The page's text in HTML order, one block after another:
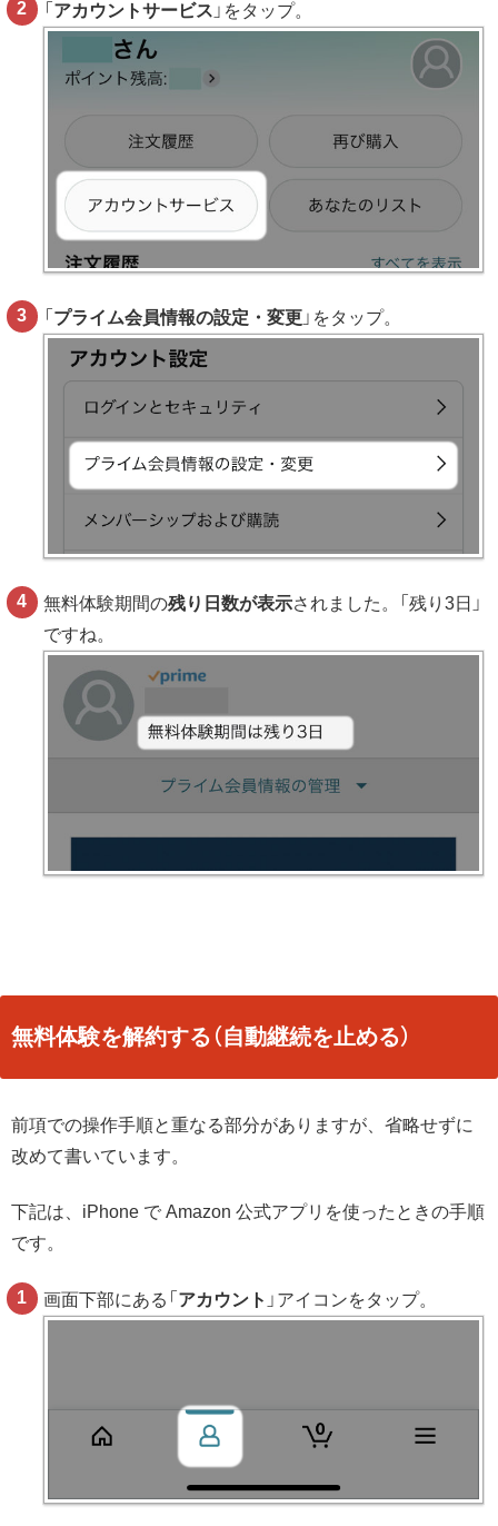
「 アカウントサービス 」をタップ。
「 プライム会員情報の設定・変更 」をタップ。
無料体験期間の残り日数が表示されました。「残り3日」
ですね。
無料体験を解約する（自動継続を止める）
前項での操作手順と重なる部分がありますが、省略せずに
改めて書いています。
下記は、iPhone で Amazon 公式アプリを使ったときの手順
です。
画面下部にある「 アカウント 」アイコンをタップ。